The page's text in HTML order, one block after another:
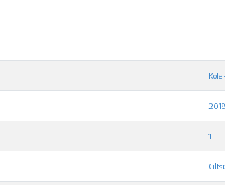
2018
1